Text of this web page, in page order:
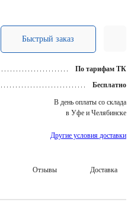
Быстрый заказ
По тарифам ТК
Бесплатно
В день оплаты со склада
в Уфе и Челябинске
Другие условия доставки
Отзывы Доставка